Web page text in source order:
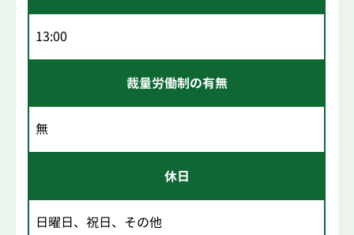
13:00
裁量労働制の有無
無
休日
日曜日、祝日、その他